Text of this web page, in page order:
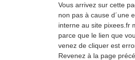
Vous arrivez sur cette
non pas à cause d´une
interne au site pixees.fr
parce que le lien que
venez de cliquer est
Revenez à la page